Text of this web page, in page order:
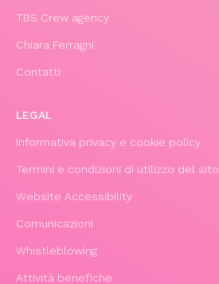
TBS Crew agency
Chiara Ferragni
Contatti
LEGAL
Informativa privacy e cookie policy
Termini e condizioni di utilizzo del sito
Website Accessibility
Comunicazioni
Whistleblowing
Attività benefiche